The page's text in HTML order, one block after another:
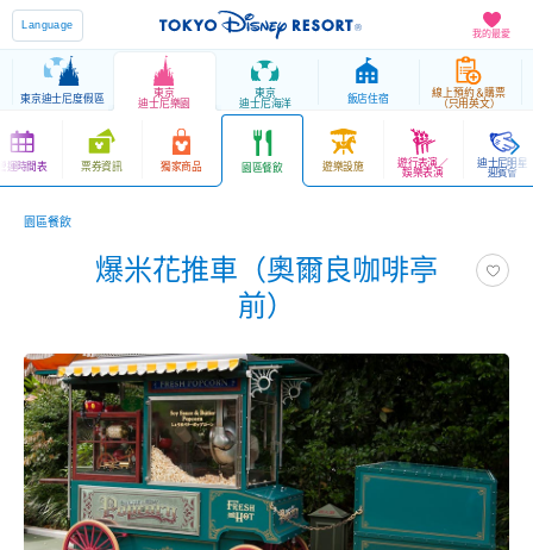
我的最愛
Language
東京迪士尼度假區
東京
迪士尼樂園
東京
迪士尼海洋
飯店住宿
線上預約＆購票
（只用英文）
運時間表 票券資訊 獨家商品 園區餐飲 遊樂設施 遊行表演／
娛樂表演
迪士尼明星
迎賓會
園區餐飲
爆米花推車（奧爾良咖啡亭
前）